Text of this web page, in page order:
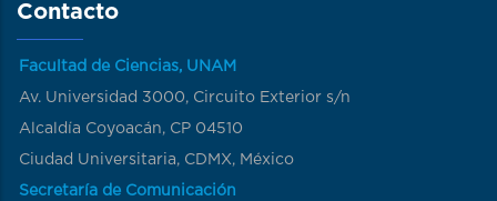
Contacto
Facultad de Ciencias, UNAM
Av. Universidad 3000, Circuito Exterior s/n
Alcaldía Coyoacán, CP 04510
Ciudad Universitaria, CDMX, México
Secretaría de Comunicación